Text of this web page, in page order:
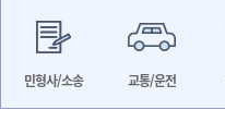
민형사/소송 교통/운전